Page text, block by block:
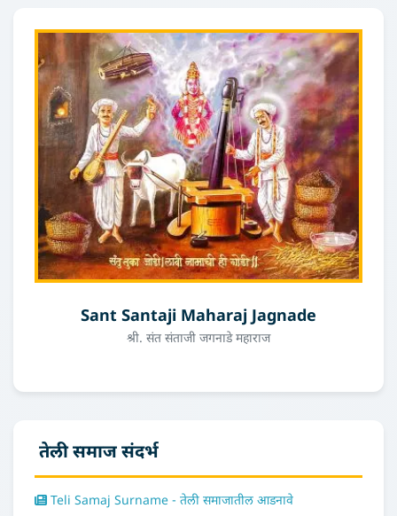
Sant Santaji Maharaj Jagnade
श्री. संत संताजी जगनाडे महाराज
तेली समाज संदर्भ
Teli Samaj Surname - तेली समाजातील आडनावे